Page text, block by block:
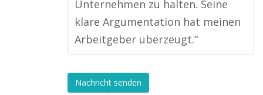
Unternehmen zu halten. Seine
klare Argumentation hat meinen
Arbeitgeber überzeugt.“
Nachricht senden